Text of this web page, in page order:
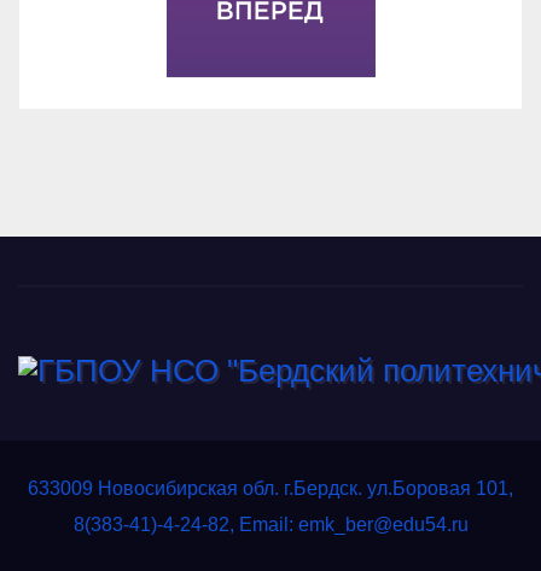
633009 Новосибирская обл. г.Бердск. ул.Боровая 101,
8(383-41)-4-24-82, Email: emk_ber@edu54.ru